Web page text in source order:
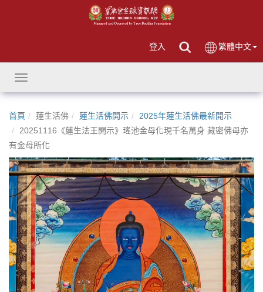
登入 繁體中文
Toggle
navigation
首頁 蓮生活佛 蓮生活佛開示
2025年蓮生活佛最新開示
20251116《蓮生法王開示》瑤池金母化現千名萬身 藏密佛母亦
有金母所化